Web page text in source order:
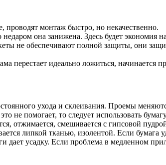
проводят монтаж быстро, но некачественно.
она занижена. Здесь будет
не обеспечивают полной защиты, они
перестает идеально ложиться, начинается
ухода и склеивания. Проемы
не помогает, то следует использовать
отжимается, смешивается с гипсовой
липкой тканью, изолентой. Если бумага
усадку. Если проблема в медленном